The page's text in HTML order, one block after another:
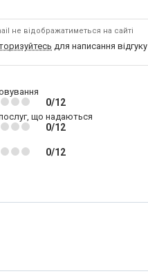
не відображатиметься на сайті
для написання відгуку
0/12
що надаються
0/12
0/12